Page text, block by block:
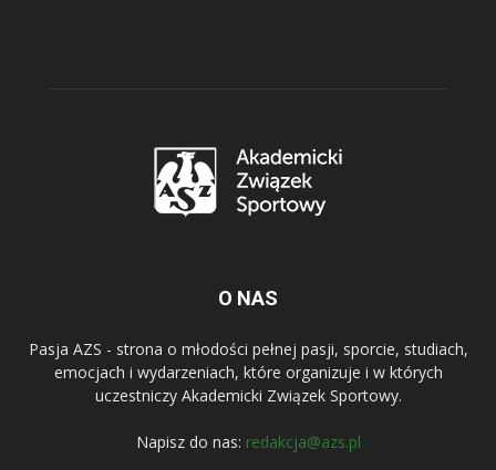
O NAS
Pasja AZS - strona o młodości pełnej pasji, sporcie, studiach,
emocjach i wydarzeniach, które organizuje i w których
uczestniczy Akademicki Związek Sportowy.
Napisz do nas: redakcja@azs.pl